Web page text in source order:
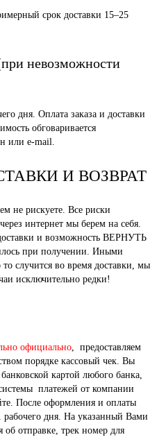
срок доставки 15–25
невозможности
дня. Оплата заказа и доставки
обговаривается
или e-mail.
И ВОЗВРАТ
не рискуете. Все риски
интернет мы берем на себя.
и возможность ВЕРНУТЬ
при получении. Иными
случится во время доставки, мы
исключительно редки!
официально, предоставляем
порядке кассовый чек. Вы
картой любого банка,
платежей от компании
После оформления и оплаты
рабочего дня. На указанный Вами
об отправке, трек номер для